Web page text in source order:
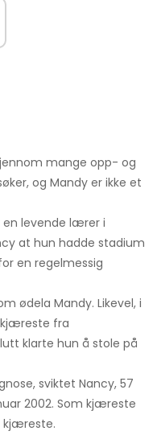
mange opp- og
og Mandy er ikke et
en levende lærer i
at hun hadde stadium
en regelmessig
ødela Mandy. Likevel, i
kjæreste fra
klarte hun å stole på
sviktet Nancy, 57
2002. Som kjæreste
kjæreste.